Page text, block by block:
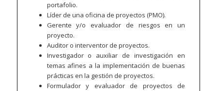
portafolio.
Líder de una oficina de proyectos (PMO).
Gerente y/o evaluador de riesgos en un
proyecto.
Auditor o interventor de proyectos.
Investigador o auxiliar de investigación en
temas afines a la implementación de buenas
prácticas en la gestión de proyectos.
Formulador y evaluador de proyectos de